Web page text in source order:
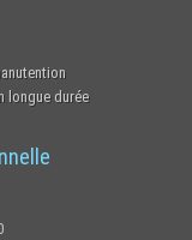
longue durée